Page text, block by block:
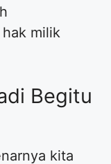
milik
Begitu
kita